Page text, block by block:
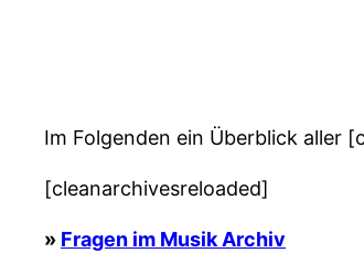
Im Folgenden ein Überblick aller
[cleanarchivesreloaded]
» Fragen im Musik Archiv